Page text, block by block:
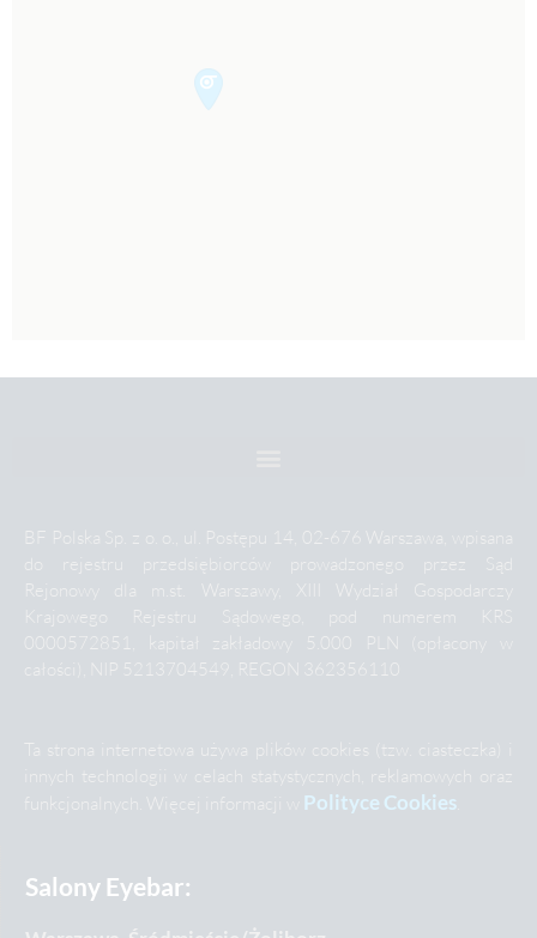
BF Polska Sp. z o. o., ul. Postępu 14, 02-676 Warszawa, wpisana
Rejonowy dla m.st. Warszawy, XIII Wydział Gospodarczy
Krajowego Rejestru Sądowego, pod numerem KRS
0000572851, kapitał zakładowy 5.000 PLN (opłacony w
całości), NIP 5213704549, REGON 362356110
Ta strona internetowa używa plików cookies (tzw. ciasteczka) i
Polityce Cookies
Salony Eyebar:
Warszawa, Śródmieście/Żoliborz